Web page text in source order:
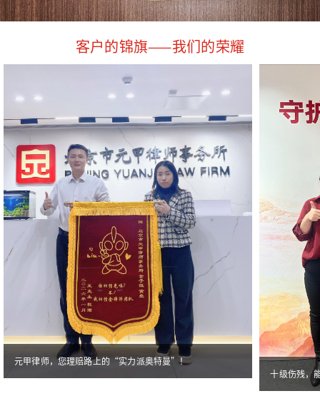
客户的锦旗——我们的荣耀
元甲律师，您理赔路上的“实力派奥特曼”！
十级伤残，